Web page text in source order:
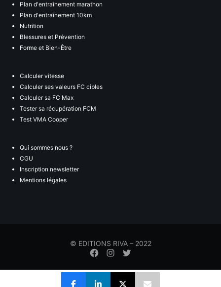
Plan d'entraînement marathon
Plan d'entraînement 10km
Nutrition
Blessures et Prévention
Forme et Bien-Être
Calculer vitesse
Calculer ses valeurs FC cibles
Calculer sa FC Max
Tester sa récupération FCM
Test VMA Cooper
Qui sommes nous ?
CGU
Inscription newsletter
Mentions légales
© EDITIONS RIVA – 2022
Élément
menude
de